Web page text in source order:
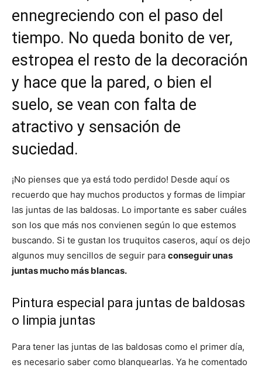
ennegreciendo con el paso del
tiempo. No queda bonito de ver,
estropea el resto de la decoración
y hace que la pared, o bien el
suelo, se vean con falta de
atractivo y sensación de
suciedad.
¡No pienses que ya está todo perdido! Desde aquí os
recuerdo que hay muchos productos y formas de limpiar
las juntas de las baldosas. Lo importante es saber cuáles
son los que más nos convienen según lo que estemos
buscando. Si te gustan los truquitos caseros, aquí os dejo
algunos muy sencillos de seguir para conseguir unas
juntas mucho más blancas.
Pintura especial para juntas de baldosas
o limpia juntas
Para tener las juntas de las baldosas como el primer día,
es necesario saber como blanquearlas. Ya he comentado